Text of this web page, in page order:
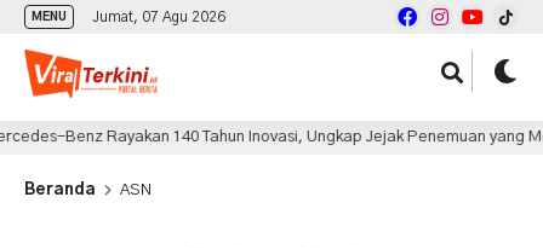
MENU Jumat, 07 Agu 2026
Benz Rayakan 140 Tahun Inovasi, Ungkap Jejak Penemuan yang
Beranda ASN